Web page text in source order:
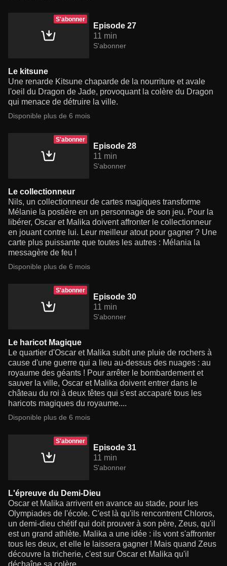
S'abonner
Episode 27
11 min
S'abonner
Le kitsune
Une renarde Kitsune chaparde de la nourriture et avale
l'oeil du Dragon de Jade, provoquant la colère du Dragon
qui menace de détruire la ville.
Disponible plus de 6 mois
S'abonner
Episode 28
11 min
S'abonner
Le collectionneur
Nils, un collectionneur de cartes magiques transforme
Mélanie la postière en un personnage de son jeu. Pour la
libérer, Oscar et Malika doivent affronter le collectionneur
en jouant contre lui. Leur meilleur atout pour gagner ? Une
carte plus puissante que toutes les autres : Mélania la
messagère de feu !
Disponible plus de 6 mois
S'abonner
Episode 30
11 min
S'abonner
Le haricot Magique
Le quartier d'Oscar et Malika subit une pluie de rochers à
cause d'une guerre qui a lieu au-dessus des nuages : au
royaume des géants ! Pour arrêter le bombardement et
sauver la ville, Oscar et Malika doivent entrer dans le
château du roi à deux têtes qui s'est accaparé tous les
haricots magiques du royaume....
Disponible plus de 6 mois
S'abonner
Episode 31
11 min
S'abonner
L'épreuve du Demi-Dieu
Oscar et Malika arrivent en avance au stade, pour les
Olympiades de l'école. C'est là qu'ils rencontrent Chloros,
un demi-dieu chétif qui doit prouver à son père, Zeus, qu'il
est un grand athlète. Malika a une idée : ils vont s'affronter
tous les deux, et elle le laissera gagner ! Mais quand Zeus
découvre la tricherie, c'est sur Oscar et Malika qu'il
déchaîne sa colère...